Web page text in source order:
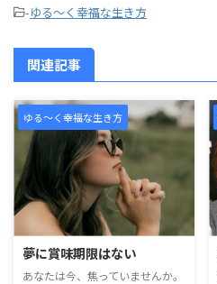
-ゆる～く幸福な生き方
関連記事
ゆる～く幸福な生き方
夢に賞味期限はない
あなたは今、焦っていませんか。